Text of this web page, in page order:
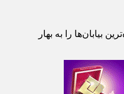
بیابان‌ها را به بهار